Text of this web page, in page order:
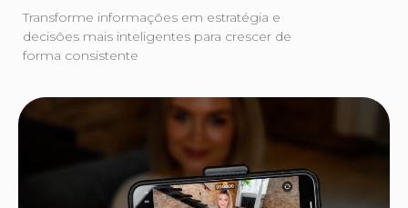
Transforme informações em estratégia e
decisões mais inteligentes para crescer de
forma consistente